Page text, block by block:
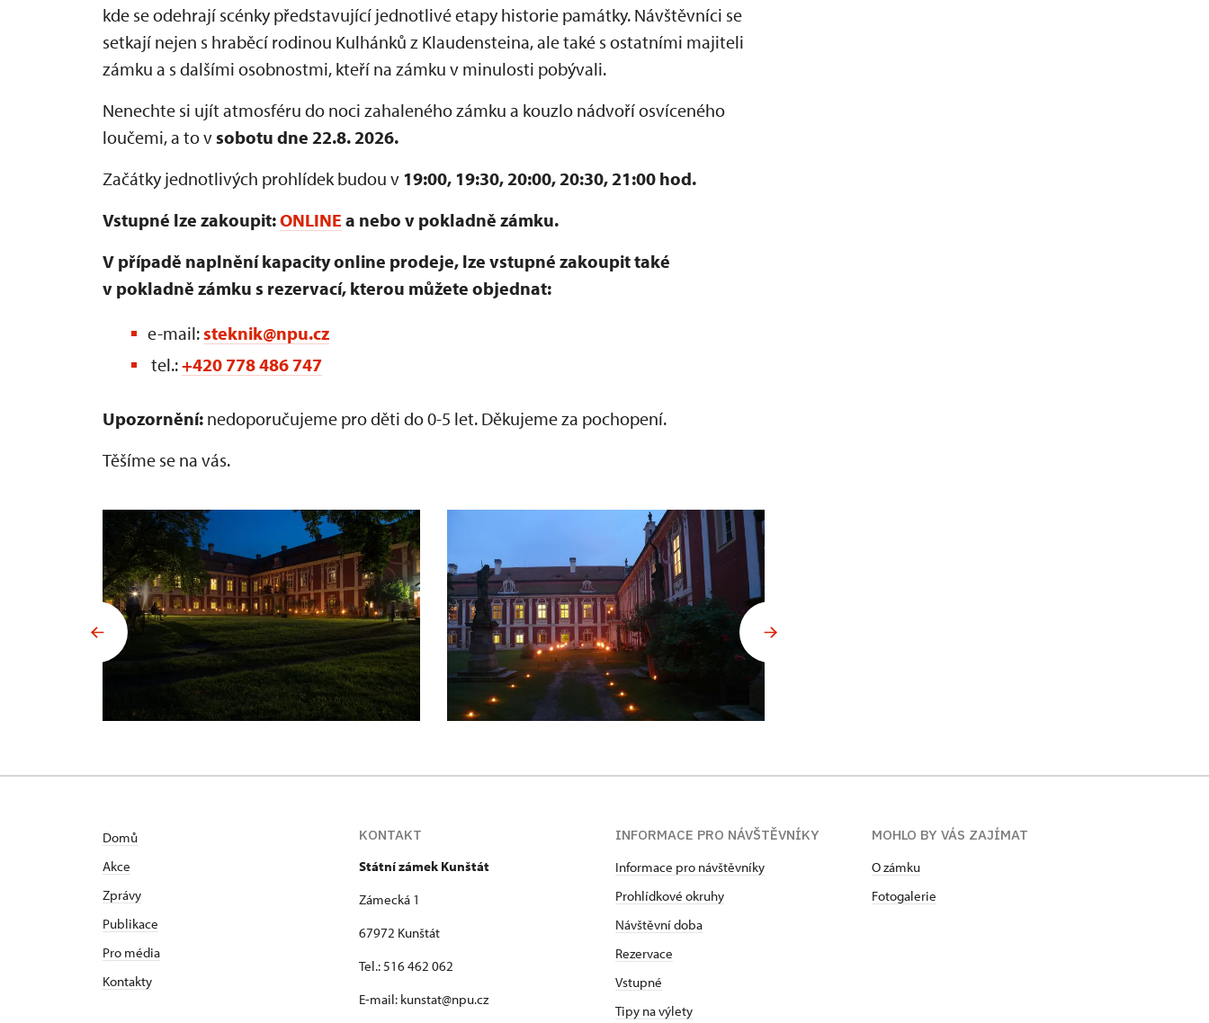
kde se odehrají scénky představující jednotlivé etapy historie památky. Návštěvníci se
setkají nejen s hraběcí rodinou Kulhánků z Klaudensteina, ale také s ostatními majiteli
zámku a s dalšími osobnostmi, kteří na zámku v minulosti pobývali.
Nenechte si ujít atmosféru do noci zahaleného zámku a kouzlo nádvoří osvíceného
loučemi, a to vsobotu dne 22.8. 2026.
Začátky jednotlivých prohlídek budou v 19:00, 19:30, 20:00, 20:30, 21:00 hod.
Vstupné lze zakoupit:ONLINE a nebo v pokladně zámku.
V případě naplnění kapacity online prodeje, lze vstupné zakoupit také
v pokladně zámku s rezervací, kterou můžete objednat:
e-mail:steknik@npu.cz
tel.:+420 778 486 747
Upozornění: nedoporučujeme pro děti do 0-5 let. Děkujeme za pochopení.
Těšíme se na vás.
Domů
Akce
Zprávy
Publikace
Pro média
Kontakty
KONTAKT
Státní zámek Kunštát
Zámecká 1
67972 Kunštát
Tel.: 516 462 062
E-mail: kunstat@npu.cz
INFORMACE PRO NÁVŠTĚVNÍKY
Informace pro návštěvníky
Prohlídkové okruhy
Návštěvní doba
Rezervace
Vstupné
Tipy na výlety
MOHLO BY VÁS ZAJÍMAT
O zámku
Fotogalerie